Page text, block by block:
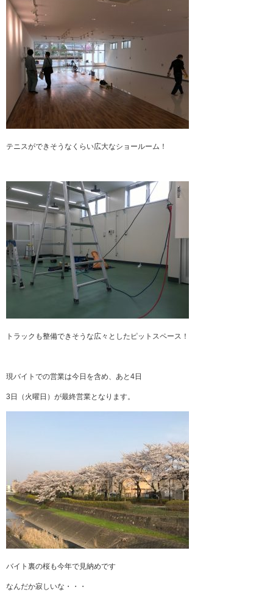
テニスができそうなくらい広大なショールーム！
トラックも整備できそうな広々としたピットスペース！
現バイトでの営業は今日を含め、あと4日
3日（火曜日）が最終営業となります。
バイト裏の桜も今年で見納めです
なんだか寂しいな・・・